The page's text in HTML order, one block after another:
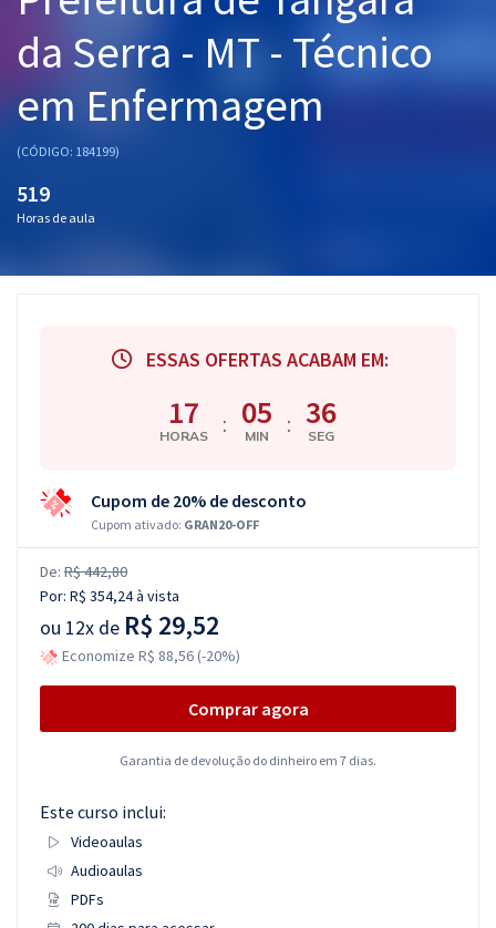
Graduação
OAB
Conteúdo gratuito
da Serra - MT - Técnico
em Enfermagem
(CÓDIGO: 184199)
519
Horas de aula
ESSAS OFERTAS ACABAM EM:
17
HORAS : 05
MIN : 35
SEG
Cupom de 20% de desconto
Cupom ativado: GRAN20-OFF
De: R$ 442,80
Por: R$ 354,24à vista
ou 12x de R$ 29,52
Economize R$ 88,56 (-20%)
Comprar agora
Garantia de devolução do dinheiro em 7 dias.
Este curso inclui:
Videoaulas
Audioaulas
PDFs